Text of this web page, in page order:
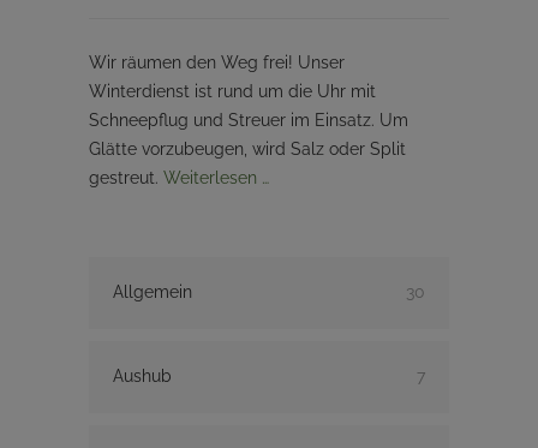
Wir räumen den Weg frei! Unser
Winterdienst ist rund um die Uhr mit
Schneepflug und Streuer im Einsatz. Um
Glätte vorzubeugen, wird Salz oder Split
gestreut. Weiterlesen …
Allgemein 30
Aushub 7